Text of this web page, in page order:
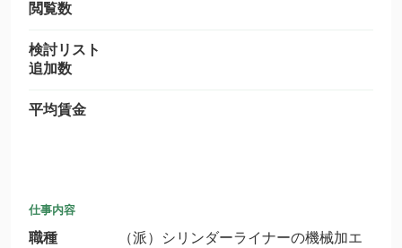
閲覧数
検討リスト
追加数
平均賃金
仕事内容
職種
（派）シリンダーライナーの機械加エ